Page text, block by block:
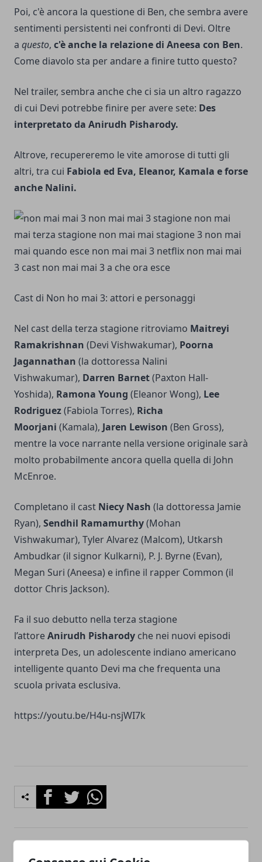
Poi, c'è ancora la questione di Ben, che sembra avere
sentimenti persistenti nei confronti di Devi. Oltre
a questo, c'è anche la relazione di Aneesa con Ben.
Come diavolo sta per andare a finire tutto questo?
Nel trailer, sembra anche che ci sia un altro ragazzo
di cui Devi potrebbe finire per avere sete: Des
interpretato da Anirudh Pisharody.
Altrove, recupereremo le vite amorose di tutti gli
altri, tra cui Fabiola ed Eva, Eleanor, Kamala e forse
anche Nalini.
Cast di Non ho mai 3: attori e personaggi
Nel cast della terza stagione ritroviamo Maitreyi
Ramakrishnan (Devi Vishwakumar), Poorna
Jagannathan (la dottoressa Nalini
Vishwakumar), Darren Barnet(Paxton Hall-
Yoshida), Ramona Young (Eleanor Wong), Lee
Rodriguez(Fabiola Torres), Richa
Moorjani (Kamala), Jaren Lewison (Ben Gross),
mentre la voce narrante nella versione originale sarà
molto probabilmente ancora quella quella di John
McEnroe.
Completano il cast Niecy Nash (la dottoressa Jamie
Ryan), Sendhil Ramamurthy(Mohan
Vishwakumar), Tyler Alvarez (Malcom), Utkarsh
Ambudkar (il signor Kulkarni), P. J. Byrne (Evan),
Megan Suri (Aneesa) e infine il rapper Common (il
dottor Chris Jackson).
Fa il suo debutto nella terza stagione
l’attoreAnirudh Pisharody che nei nuovi episodi
interpreta Des, un adolescente indiano americano
intelligente quanto Devi ma che frequenta una
scuola privata esclusiva.
https://youtu.be/H4u-nsjWI7k
FacebookTwitterWhatsapp